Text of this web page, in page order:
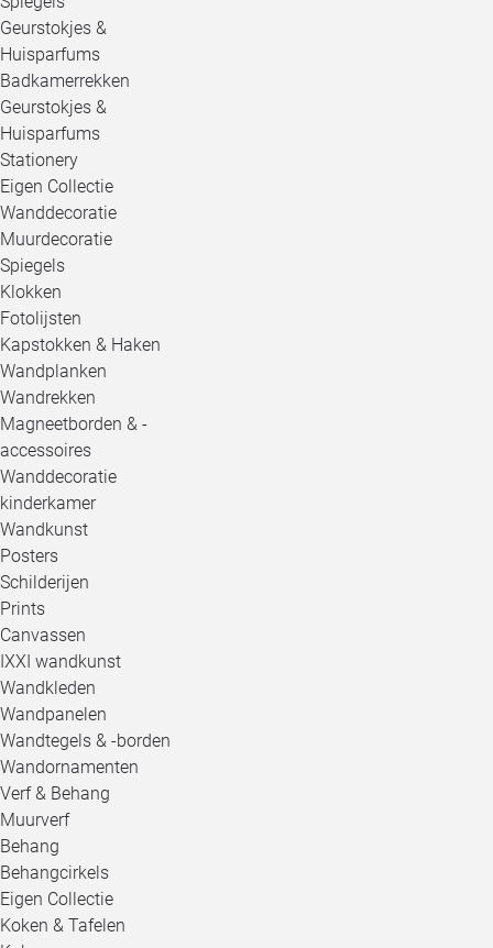
Geurstokjes &
Huisparfums
Badkamerrekken
Geurstokjes &
Huisparfums
Stationery
Eigen Collectie
Wanddecoratie
Muurdecoratie
Spiegels
Klokken
Fotolijsten
Kapstokken & Haken
Wandplanken
Wandrekken
Magneetborden & -
accessoires
Wanddecoratie
kinderkamer
Wandkunst
Posters
Schilderijen
Prints
Canvassen
IXXI wandkunst
Wandkleden
Wandpanelen
Wandtegels & -borden
Wandornamenten
Verf & Behang
Muurverf
Behang
Behangcirkels
Eigen Collectie
Koken & Tafelen